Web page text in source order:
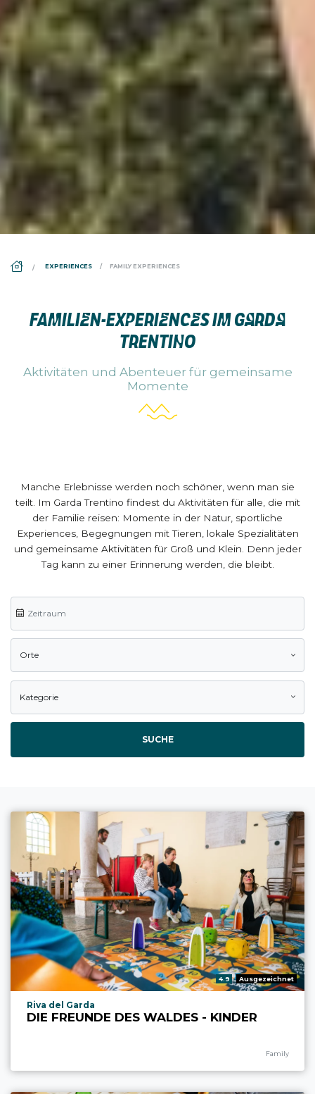
EXPERIENCES FAMILY EXPERIENCES
FAMILIEN-EXPERIENCES IM GARDA
TRENTINO
Aktivitäten und Abenteuer für gemeinsame
Momente
Manche Erlebnisse werden noch schöner, wenn man sie
teilt. Im Garda Trentino findest du Aktivitäten für alle, die mit
der Familie reisen: Momente in der Natur, sportliche
Experiences, Begegnungen mit Tieren, lokale Spezialitäten
und gemeinsame Aktivitäten für Groß und Klein. Denn jeder
Tag kann zu einer Erinnerung werden, die bleibt.
Orte
Kategorie
SUCHE
aria.rating_prefix:
4.9 Ausgezeichnet
aria.experience_location_prefix
Riva del Garda
DIE FREUNDE DES WALDES - KINDER
Family